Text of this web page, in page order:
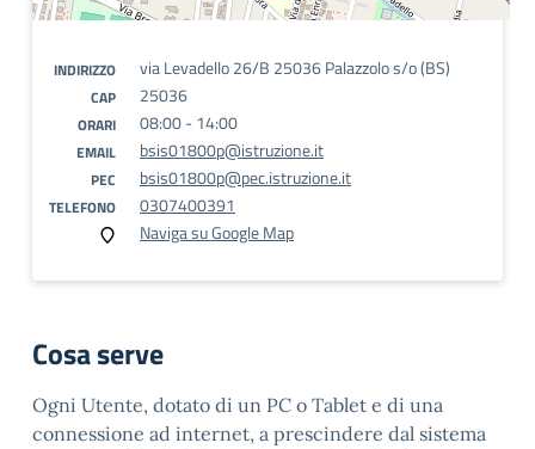
INDIRIZZO via Levadello 26/B 25036 Palazzolo s/o (BS)
CAP 25036
ORARI 08:00 - 14:00
EMAIL bsis01800p@istruzione.it
PEC bsis01800p@pec.istruzione.it
TELEFONO
0307400391
Naviga su Google Map
Cosa serve
Ogni Utente, dotato di un PC o Tablet e di una
connessione ad internet, a prescindere dal sistema